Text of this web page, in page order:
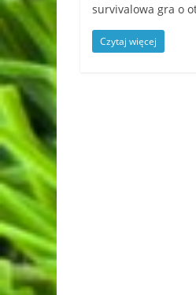
survivalowa gra o
Czytaj więcej